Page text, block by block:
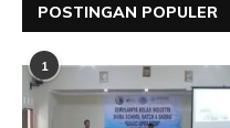
POSTINGAN POPULER
1